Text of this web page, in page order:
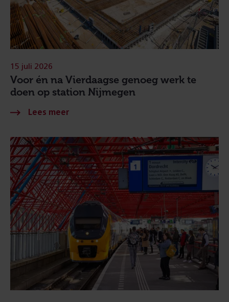
Voor én na Vierdaagse genoeg werk te
doen op station Nijmegen
15 juli 2026